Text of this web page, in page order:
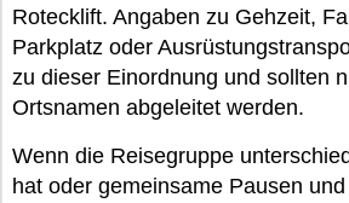
Rotecklift. Angaben zu Gehzeit,
Parkplatz oder
zu dieser Einordnung und sollten
Ortsnamen abgeleitet werden.
Wenn die Reisegruppe
hat oder gemeinsame Pausen